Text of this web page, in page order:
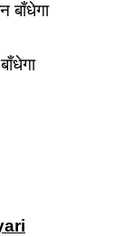
बाँधेगा